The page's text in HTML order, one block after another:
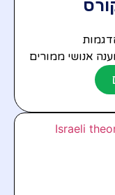
אנושי ממורים